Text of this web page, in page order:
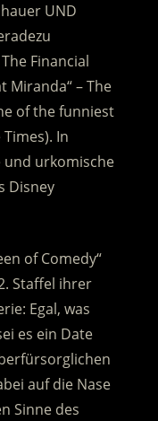
UND
Financial
Miranda“ – The
of the funniest
In
und urkomische
Disney
of Comedy“
Staffel ihrer
Egal, was
es ein Date
auf die Nase
Sinne des